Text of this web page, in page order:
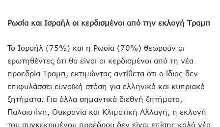
Ρωσία και Ισραήλ οι κερδισμένοι από την εκλογή Τραμπ
To Ισραήλ (75%) και η Ρωσία (70%) θεωρούν οι
ερωτηθέντες ότι θα είναι οι κερδισμένοι από τη νέα
προεδρία Τραμπ, εκτιμώντας αντίθετα ότι ο ίδιος δεν
επιφυλάσσει ευνοϊκή στάση για ελληνικά και κυπριακά
ζητήματα. Για άλλα σημαντικά διεθνή ζητήματα,
Παλαιστίνη, Ουκρανία και Κλιματική Αλλαγή, η εκλογή
του συγκεκριμένου προέδρου δεν είναι επίσης καλό νέο